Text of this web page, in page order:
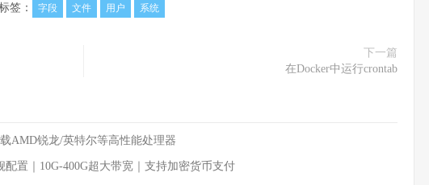
签： 字段 文件 用户 系统
下一篇
在Docker中运行crontab
AMD锐龙/英特尔等高性能处理器
配置｜10G-400G超大带宽｜支持加密货币支付